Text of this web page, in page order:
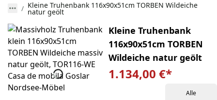
Kleine Truhenbank 116x90x51cm TORBEN Wildeiche
natur geölt
Kleine Truhenbank
116x90x51cm TORBEN
Wildeiche natur geölt
1.134,00 €*
Alle